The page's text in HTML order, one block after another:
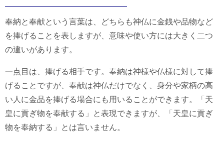
奉納と奉献という言葉は、どちらも神仏に金銭や品物など
を捧げることを表しますが、意味や使い方には大きく二つ
の違いがあります。
一点目は、捧げる相手です。奉納は神様や仏様に対して捧
げることですが、奉献は神仏だけでなく、身分や家柄の高
い人に金品を捧げる場合にも用いることができます。「天
皇に貢ぎ物を奉献する」と表現できますが、「天皇に貢ぎ
物を奉納する」とは言いません。